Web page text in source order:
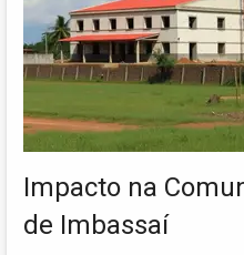
Impacto na
de Imbassaí